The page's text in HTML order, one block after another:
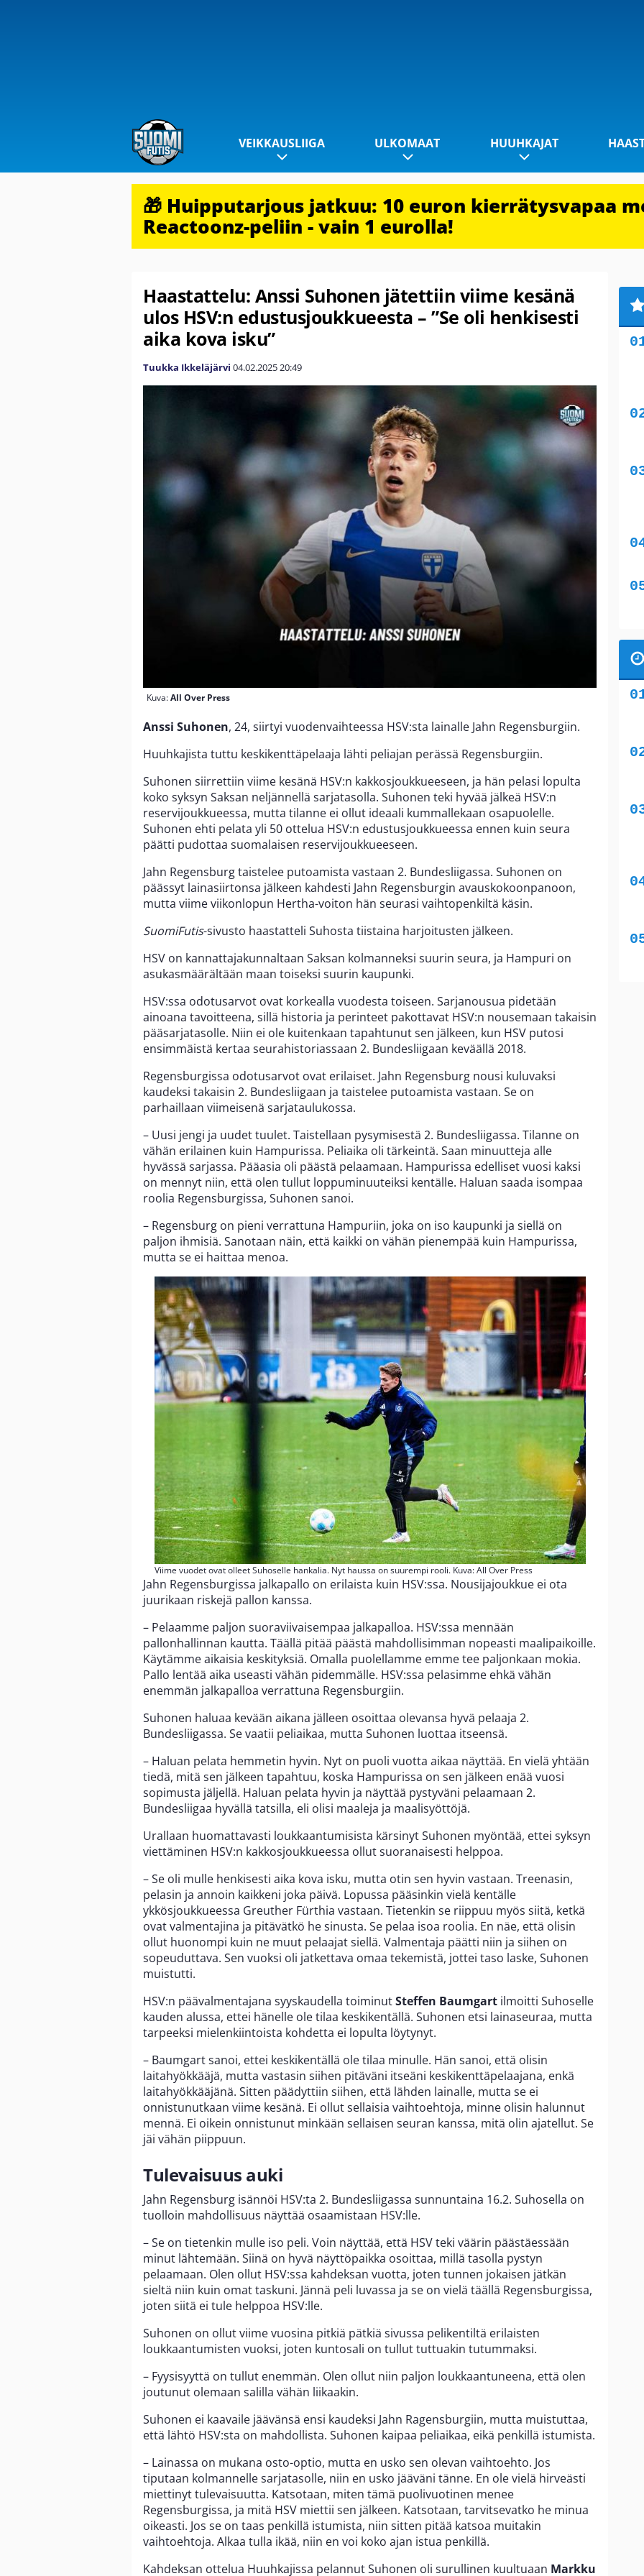
VEIKKAUSLIIGA ULKOMAAT HUUHKAJAT
🎁 Huipputarjous jatkuu: 10 euron kierrätysvapaa
Reactoonz-peliin - vain 1 eurolla!
Haastattelu: Anssi Suhonen jätettiin viime kesänä
ulos HSV:n edustusjoukkueesta – ”Se oli henkisesti
aika kova isku”
Tuukka Ikkeläjärvi 04.02.202520:49
Kuva:All Over Press
Anssi Suhonen, 24, siirtyi vuodenvaihteessa HSV:sta lainalle Jahn Regensburgiin.
Huuhkajista tuttu keskikenttäpelaaja lähti peliajan perässä Regensburgiin.
Suhonen siirrettiin viime kesänä HSV:n kakkosjoukkueeseen, ja hän pelasi lopulta
koko syksyn Saksan neljännellä sarjatasolla. Suhonen teki hyvää jälkeä HSV:n
reservijoukkueessa, mutta tilanne ei ollut ideaali kummallekaan osapuolelle.
Suhonen ehti pelata yli 50 ottelua HSV:n edustusjoukkueessa ennen kuin seura
päätti pudottaa suomalaisen reservijoukkueeseen.
Jahn Regensburg taistelee putoamista vastaan 2. Bundesliigassa. Suhonen on
päässyt lainasiirtonsa jälkeen kahdesti Jahn Regensburgin avauskokoonpanoon,
mutta viime viikonlopun Hertha-voiton hän seurasi vaihtopenkiltä käsin.
SuomiFutis-sivusto haastatteli Suhosta tiistaina harjoitusten jälkeen.
HSV on kannattajakunnaltaan Saksan kolmanneksi suurin seura, ja Hampuri on
asukasmäärältään maan toiseksi suurin kaupunki.
HSV:ssa odotusarvot ovat korkealla vuodesta toiseen. Sarjanousua pidetään
ainoana tavoitteena, sillä historia ja perinteet pakottavat HSV:n nousemaan takaisin
pääsarjatasolle. Niin ei ole kuitenkaan tapahtunut sen jälkeen, kun HSV putosi
ensimmäistä kertaa seurahistoriassaan 2. Bundesliigaan keväällä 2018.
Regensburgissa odotusarvot ovat erilaiset. Jahn Regensburg nousi kuluvaksi
kaudeksi takaisin 2. Bundesliigaan ja taistelee putoamista vastaan. Se on
parhaillaan viimeisenä sarjataulukossa.
– Uusi jengi ja uudet tuulet. Taistellaan pysymisestä 2. Bundesliigassa. Tilanne on
vähän erilainen kuin Hampurissa. Peliaika oli tärkeintä. Saan minuutteja alle
hyvässä sarjassa. Pääasia oli päästä pelaamaan. Hampurissa edelliset vuosi kaksi
on mennyt niin, että olen tullut loppuminuuteiksi kentälle. Haluan saada isompaa
roolia Regensburgissa, Suhonen sanoi.
– Regensburg on pieni verrattuna Hampuriin, joka on iso kaupunki ja siellä on
paljon ihmisiä. Sanotaan näin, että kaikki on vähän pienempää kuin Hampurissa,
mutta se ei haittaa menoa.
Viime vuodet ovat olleet Suhoselle hankalia. Nyt haussa on suurempi rooli. Kuva: All Over Press
Jahn Regensburgissa jalkapallo on erilaista kuin HSV:ssa. Nousijajoukkue ei ota
juurikaan riskejä pallon kanssa.
– Pelaamme paljon suoraviivaisempaa jalkapalloa. HSV:ssa mennään
pallonhallinnan kautta. Täällä pitää päästä mahdollisimman nopeasti maalipaikoille.
Käytämme aikaisia keskityksiä. Omalla puolellamme emme tee paljonkaan mokia.
Pallo lentää aika useasti vähän pidemmälle. HSV:ssa pelasimme ehkä vähän
enemmän jalkapalloa verrattuna Regensburgiin.
Suhonen haluaa kevään aikana jälleen osoittaa olevansa hyvä pelaaja 2.
Bundesliigassa. Se vaatii peliaikaa, mutta Suhonen luottaa itseensä.
– Haluan pelata hemmetin hyvin. Nyt on puoli vuotta aikaa näyttää. En vielä yhtään
tiedä, mitä sen jälkeen tapahtuu, koska Hampurissa on sen jälkeen enää vuosi
sopimusta jäljellä. Haluan pelata hyvin ja näyttää pystyväni pelaamaan 2.
Bundesliigaa hyvällä tatsilla, eli olisi maaleja ja maalisyöttöjä.
Urallaan huomattavasti loukkaantumisista kärsinyt Suhonen myöntää, ettei syksyn
viettäminen HSV:n kakkosjoukkueessa ollut suoranaisesti helppoa.
– Se oli mulle henkisesti aika kova isku, mutta otin sen hyvin vastaan. Treenasin,
pelasin ja annoin kaikkeni joka päivä. Lopussa pääsinkin vielä kentälle
ykkösjoukkueessa Greuther Fürthia vastaan. Tietenkin se riippuu myös siitä, ketkä
ovat valmentajina ja pitävätkö he sinusta. Se pelaa isoa roolia. En näe, että olisin
ollut huonompi kuin ne muut pelaajat siellä. Valmentaja päätti niin ja siihen on
sopeuduttava. Sen vuoksi oli jatkettava omaa tekemistä, jottei taso laske, Suhonen
muistutti.
HSV:n päävalmentajana syyskaudella toiminutSteffen Baumgart ilmoitti Suhoselle
kauden alussa, ettei hänelle ole tilaa keskikentällä. Suhonen etsi lainaseuraa, mutta
tarpeeksi mielenkiintoista kohdetta ei lopulta löytynyt.
– Baumgart sanoi, ettei keskikentällä ole tilaa minulle. Hän sanoi, että olisin
laitahyökkääjä, mutta vastasin siihen pitäväni itseäni keskikenttäpelaajana, enkä
laitahyökkääjänä. Sitten päädyttiin siihen, että lähden lainalle, mutta se ei
onnistunutkaan viime kesänä. Ei ollut sellaisia vaihtoehtoja, minne olisin halunnut
mennä. Ei oikein onnistunut minkään sellaisen seuran kanssa, mitä olin ajatellut. Se
jäi vähän piippuun.
Tulevaisuus auki
Jahn Regensburg isännöi HSV:ta 2. Bundesliigassa sunnuntaina 16.2. Suhosella on
tuolloin mahdollisuus näyttää osaamistaan HSV:lle.
– Se on tietenkin mulle iso peli. Voin näyttää, että HSV teki väärin päästäessään
minut lähtemään. Siinä on hyvä näyttöpaikka osoittaa, millä tasolla pystyn
pelaamaan. Olen ollut HSV:ssa kahdeksan vuotta, joten tunnen jokaisen jätkän
sieltä niin kuin omat taskuni. Jännä peli luvassa ja se on vielä täällä Regensburgissa,
joten siitä ei tule helppoa HSV:lle.
Suhonen on ollut viime vuosina pitkiä pätkiä sivussa pelikentiltä erilaisten
loukkaantumisten vuoksi, joten kuntosali on tullut tuttuakin tutummaksi.
– Fyysisyyttä on tullut enemmän. Olen ollut niin paljon loukkaantuneena, että olen
joutunut olemaan salilla vähän liikaakin.
Suhonen ei kaavaile jäävänsä ensi kaudeksi Jahn Ragensburgiin, mutta muistuttaa,
että lähtö HSV:sta on mahdollista. Suhonen kaipaa peliaikaa, eikä penkillä istumista.
– Lainassa on mukana osto-optio, mutta en usko sen olevan vaihtoehto. Jos
tiputaan kolmannelle sarjatasolle, niin en usko jääväni tänne. En ole vielä hirveästi
miettinyt tulevaisuutta. Katsotaan, miten tämä puolivuotinen menee
Regensburgissa, ja mitä HSV miettii sen jälkeen. Katsotaan, tarvitsevatko he minua
oikeasti. Jos se on taas penkillä istumista, niin sitten pitää katsoa muitakin
vaihtoehtoja. Alkaa tulla ikää, niin en voi koko ajan istua penkillä.
Kahdeksan ottelua Huuhkajissa pelannut Suhonen oli surullinen kuultuaan Markku